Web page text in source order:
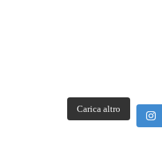
Carica altro